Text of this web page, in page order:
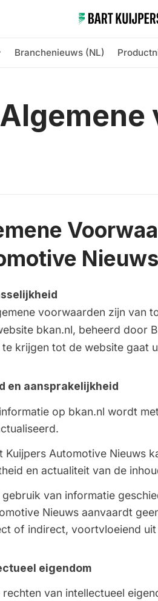
Branchenieuws (NL)
Algemene
voorwaarden zijn van
bkan.nl, beheerd door
krijgen tot de website gaat
en aansprakelijkheid
op bkan.nl wordt
Kuijpers Automotive Nieuws
en actualiteit van de
gebruik van informatie
Nieuws aanvaardt
of indirect, voortvloeiend
eigendom
rechten van intellectueel